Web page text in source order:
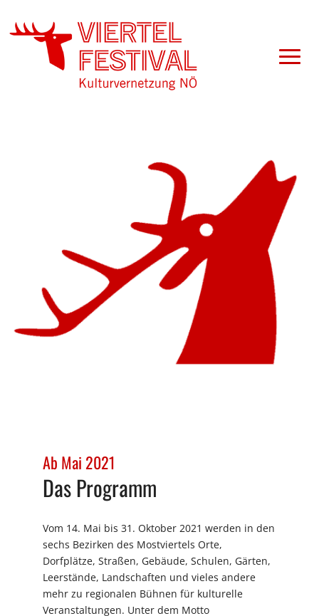
Ab Mai 2021
Das Programm
Vom 14. Mai bis 31. Oktober 2021 werden in den
sechs Bezirken des Mostviertels Orte,
Dorfplätze, Straßen, Gebäude, Schulen, Gärten,
Leerstände, Landschaften und vieles andere
mehr zu regionalen Bühnen für kulturelle
Veranstaltungen. Unter dem Motto